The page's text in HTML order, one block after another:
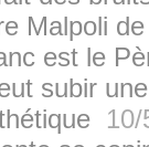
Malpoli
est le
subir
10/